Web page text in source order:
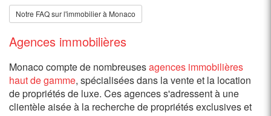
Notre FAQ sur l'immobilier à Monaco
Agences immobilières
Monaco compte de nombreusesagences immobilières
haut de gamme, spécialisées dans la vente et la location
de propriétés de luxe. Ces agences s'adressent à une
clientèle aisée à la recherche de propriétés exclusives et